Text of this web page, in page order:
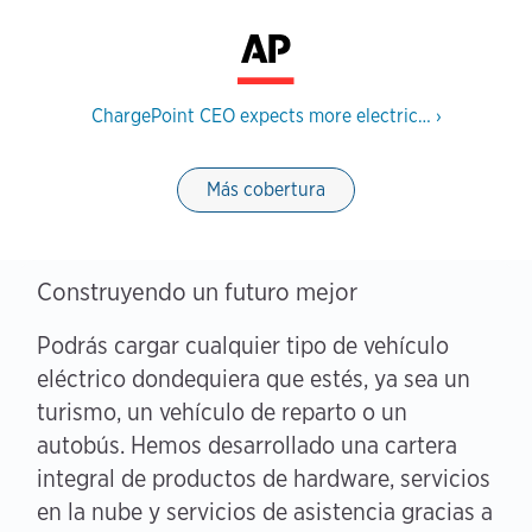
ChargePoint CEO expects more electric… ›
Más cobertura
Construyendo un futuro mejor
Podrás cargar cualquier tipo de vehículo
eléctrico dondequiera que estés, ya sea un
turismo, un vehículo de reparto o un
autobús. Hemos desarrollado una cartera
integral de productos de hardware, servicios
en la nube y servicios de asistencia gracias a